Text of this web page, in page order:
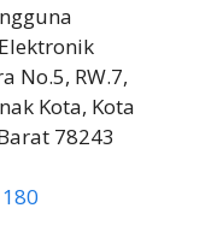
No.5, RW.7,
Kota, Kota
78243